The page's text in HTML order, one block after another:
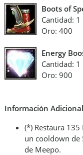
Boots of
Cantidad: 1
Oro: 400
Energy
Cantidad: 1
Oro: 900
Información
(*) Restaura 135
un cooldown de
de Meepo.